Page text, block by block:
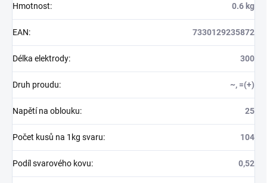
Hmotnost: 0.6 kg
EAN: 7330129235872
Délka elektrody: 300
Druh proudu: ~, =(+)
Napětí na oblouku: 25
Počet kusů na 1kg svaru: 104
Podíl svarového kovu: 0,52